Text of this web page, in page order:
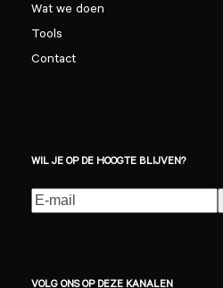
Wat we doen
Tools
Contact
WIL JE OP DE HOOGTE BLIJVEN?
E-
mailadres(Vereist)